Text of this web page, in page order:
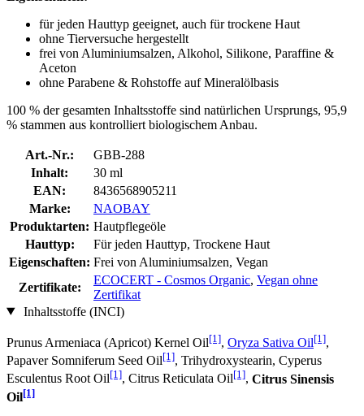
für jeden Hauttyp geeignet, auch für trockene Haut
ohne Tierversuche hergestellt
frei von Aluminiumsalzen, Alkohol, Silikone, Paraffine &
Aceton
ohne Parabene & Rohstoffe auf Mineralölbasis
100 % der gesamten Inhaltsstoffe sind natürlichen Ursprungs, 95,9
% stammen aus kontrolliert biologischem Anbau.
Art.-Nr.:
GBB-288
Inhalt:
30 ml
EAN:
8436568905211
Marke:
NAOBAY
Produktarten: Hautpflegeöle
Hauttyp:
Für jeden Hauttyp, Trockene Haut
Eigenschaften: Frei von Aluminiumsalzen, Vegan
Zertifikate:
ECOCERT - Cosmos Organic, Vegan ohne
Zertifikat
Inhaltsstoffe (INCI)
Prunus Armeniaca (Apricot) Kernel Oil[1], Oryza Sativa Oil[1],
Papaver Somniferum Seed Oil[1], Trihydroxystearin, Cyperus
Esculentus Root Oil[1], Citrus Reticulata Oil[1], Citrus Sinensis
Oil[1]